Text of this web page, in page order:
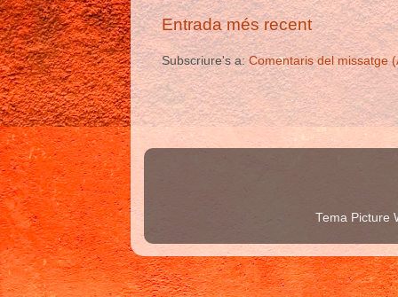
Entrada més recent
Subscriure's a:Comentaris del missatge
Tema Picture